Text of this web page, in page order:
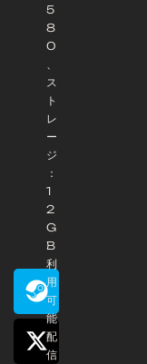
5
8
0
ス
ト
レ
ー
ジ
：
1
2
G
B
利
用
可
能
配
信